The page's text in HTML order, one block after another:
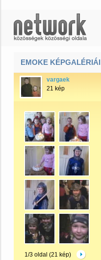
EMOKE KÉPGALÉRIÁI
vargaek
21 kép
1/3 oldal (21 kép)